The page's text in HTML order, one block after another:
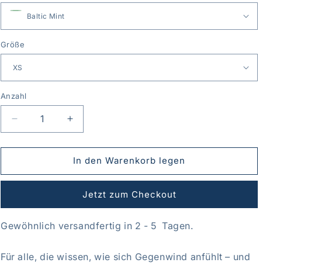
Größe
Anzahl
Anzahl
Verringere
die
Menge
Shirt
Erhöhe
die
Menge
für
Shirt
laut&quot;
In den Warenkorb legen
Jetzt zum Checkout
Gewöhnlich versandfertig in 2 - 5 Tagen.
Für alle, die wissen, wie sich Gegenwind anfühlt – und